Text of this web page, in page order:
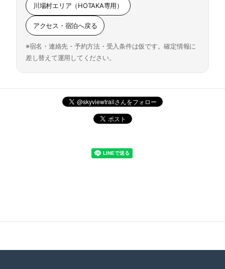
川場村エリア（HOTAKA専用）
アクセス・宿泊へ戻る
※宿名・連絡先・予約方法・受入条件は仮です。確定情報に
差し替えて運用してください。